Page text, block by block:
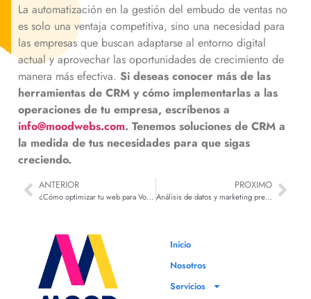
La automatización en la gestión del embudo de ventas no
es solo una ventaja competitiva, sino una necesidad para
las empresas que buscan adaptarse al entorno digital
actual y aprovechar las oportunidades de crecimiento de
manera más efectiva. Si deseas conocer más de las
herramientas de CRM y cómo implementarlas a las
operaciones de tu empresa, escríbenos a
info@moodwebs.com. Tenemos soluciones de CRM a
la medida de tus necesidades para que sigas
creciendo.
ANTERIOR
¿Cómo optimizar tu web para Voice Search SEO?: Estrategias y consejos clave
PROXIMO
Análisis de datos y marketing predictivo: Transformando la toma de decisiones empresariales
Inicio
Nosotros
Servicios